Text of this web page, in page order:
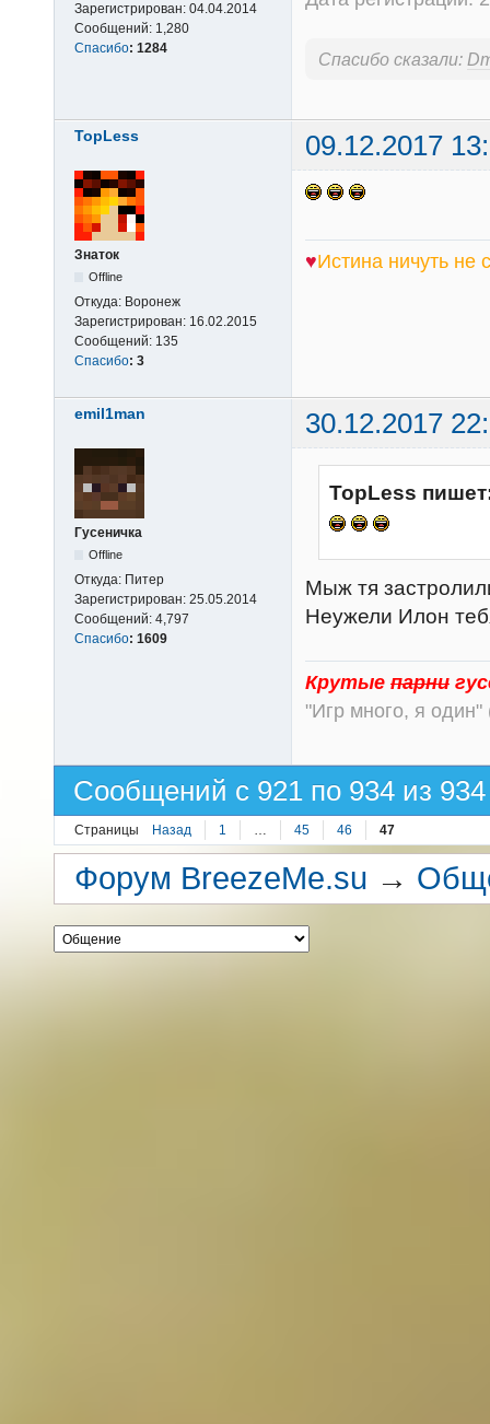
Зарегистрирован: 04.04.2014
Сообщений: 1,280
Спасибо: 1284
Спасибо сказали:
TopLess 09.12.2017
Знаток
Offline
Откуда: Воронеж
Зарегистрирован: 16.02.2015
Сообщений: 135
Спасибо: 3
♥Истина ничуть не
emil1man 30.12.2017
Гусеничка
Offline
Откуда: Питер
Зарегистрирован: 25.05.2014
Сообщений: 4,797
Спасибо: 1609
TopLess
Мыж тя
Неужели Илон
Крутые парни
"Игр много, я один"
Сообщений с 921 по 934 из 934
Страницы Назад 1 … 45 46 47
Форум BreezeMe.su →